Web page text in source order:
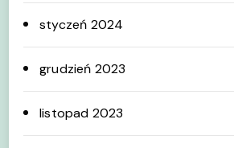
styczeń 2024
grudzień 2023
listopad 2023